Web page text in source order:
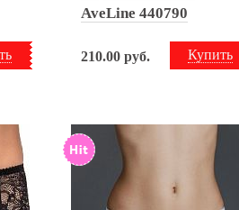
AveLine 440790
Купить
210.00 руб.